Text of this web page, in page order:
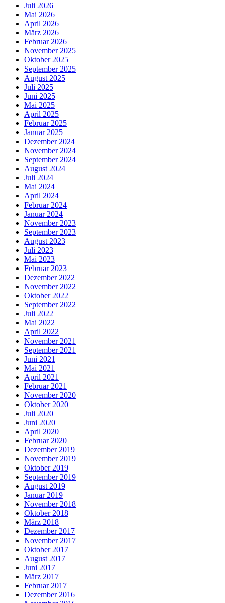
Juli 2026
Mai 2026
April 2026
März 2026
Februar 2026
November 2025
Oktober 2025
September 2025
August 2025
Juli 2025
Juni 2025
Mai 2025
April 2025
Februar 2025
Januar 2025
Dezember 2024
November 2024
September 2024
August 2024
Juli 2024
Mai 2024
April 2024
Februar 2024
Januar 2024
November 2023
September 2023
August 2023
Juli 2023
Mai 2023
Februar 2023
Dezember 2022
November 2022
Oktober 2022
September 2022
Juli 2022
Mai 2022
April 2022
November 2021
September 2021
Juni 2021
Mai 2021
April 2021
Februar 2021
November 2020
Oktober 2020
Juli 2020
Juni 2020
April 2020
Februar 2020
Dezember 2019
November 2019
Oktober 2019
September 2019
August 2019
Januar 2019
November 2018
Oktober 2018
März 2018
Dezember 2017
November 2017
Oktober 2017
August 2017
Juni 2017
März 2017
Februar 2017
Dezember 2016